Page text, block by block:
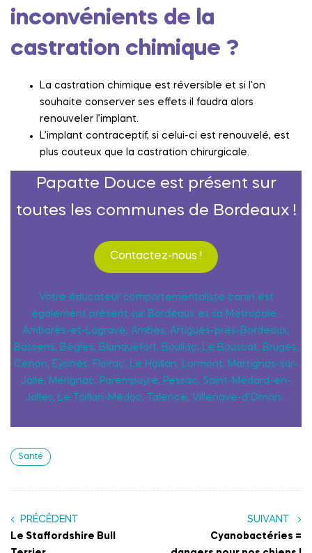
inconvénients de la
castration chimique ?
La castration chimique est réversible et si l’on
souhaite conserver ses effets il faudra alors
renouveler l’implant.
L’implant contraceptif, si celui-ci est renouvelé, est
plus couteux que la castration chirurgicale.
Papatte Douce est présent sur
toutes les communes de Bordeaux !
Contactez-nous !
Votre éducateur comportementaliste canin est
également présent sur Bordeaux et sa Métropole :
Ambarès-et-Lagrave, Ambès, Artigues-près-Bordeaux,
Bassens, Bègles, Blanquefort, Bouliac, Le Bouscat, Bruges,
Cenon, Eysines, Floirac, Le Haillan, Lormont, Martignas-sur-
Jalle, Mérignac, Parempuyre, Pessac, Saint-Médard-en-
Jalles, Le Taillan-Médoc, Talence, Villenave-d’Ornon…
Santé
PRÉCÉDENT
Le Staffordshire Bull
SUIVANT
Cyanobactéries =